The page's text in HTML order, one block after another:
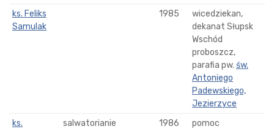
ks. Feliks
Samulak
1985
wicedziekan,
dekanat Słupsk
Wschód
proboszcz,
parafia pw. św.
Antoniego
Padewskiego,
Jezierzyce
ks.
salwatorianie 1986
pomoc